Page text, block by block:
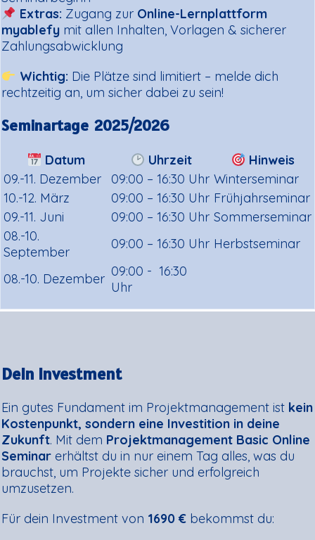
Extras: Zugang zur Online-Lernplattform
myablefy mit allen Inhalten, Vorlagen & sicherer
Zahlungsabwicklung
Wichtig: Die Plätze sind limitiert – melde dich
rechtzeitig an, um sicher dabei zu sein!
Seminartage 2025/2026
Datum Uhrzeit
Hinweis
09.-11. Dezember
09:00 – 16:30 Uhr Winterseminar
10.-12. März
09:00 – 16:30 Uhr Frühjahrseminar
09.-11. Juni
09:00 – 16:30 Uhr Sommerseminar
08.-10.
September
09:00 – 16:30 Uhr Herbstseminar
08.-10. Dezember 09:00 - 16:30
Uhr
Dein Investment
Ein gutes Fundament im Projektmanagement ist kein
Kostenpunkt, sondern eine Investition in deine
Zukunft. Mit dem Projektmanagement Basic Online
Seminar erhältst du in nur einem Tag alles, was du
brauchst, um Projekte sicher und erfolgreich
umzusetzen.
Für dein Investment von 1690 € bekommst du: